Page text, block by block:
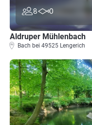
8 0
Aldruper Mühlenbach
Bach bei 49525 Lengerich